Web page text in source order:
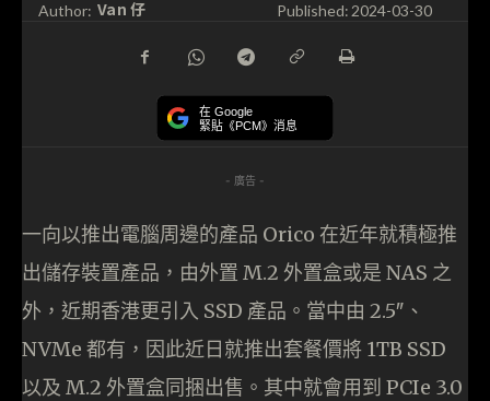
Author: Van 仔 Published: 2024-03-30
在 Google
緊貼《PCM》消息
- 廣告 -
一向以推出電腦周邊的產品 Orico 在近年就積極推
出儲存裝置產品，由外置 M.2 外置盒或是 NAS 之
外，近期香港更引入 SSD 產品。當中由 2.5″、
NVMe 都有，因此近日就推出套餐價將 1TB SSD
以及 M.2 外置盒同捆出售。其中就會用到 PCIe 3.0